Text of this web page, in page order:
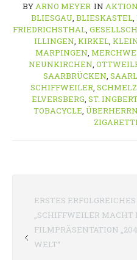
BYARNO MEYER IN
BLIESGAU, BLIESKASTEL,
FRIEDRICHSTHAL,
ILLINGEN, KIRKEL,
MARPINGEN,
NEUNKIRCHEN,
SAARBRÜCKEN,
SCHIFFWEILER, SCHMELZ
ELVERSBERG, ST. INGBERT
TOBACYCLE, ÜBERHERRN
ERSTES
„SCHIFFWEILER MACHT
FILMPRÄSENTATION
WELT“